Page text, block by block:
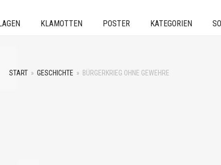
KLAMOTTEN POSTER KATEGORIEN
START » GESCHICHTE » BÜRGERKRIEG OHNE GEWEHRE